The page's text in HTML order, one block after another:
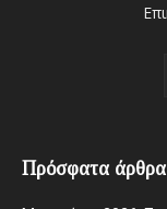
Πρόσφατα άρθρα